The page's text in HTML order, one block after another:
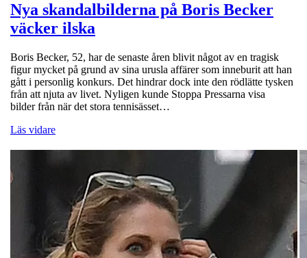
Nya skandalbilderna på Boris Becker
väcker ilska
Boris Becker, 52, har de senaste åren blivit något av en tragisk
figur mycket på grund av sina urusla affärer som inneburit att han
gått i personlig konkurs. Det hindrar dock inte den rödlätte tysken
från att njuta av livet. Nyligen kunde Stoppa Pressarna visa
bilder från när det stora tennisässet…
Läs vidare